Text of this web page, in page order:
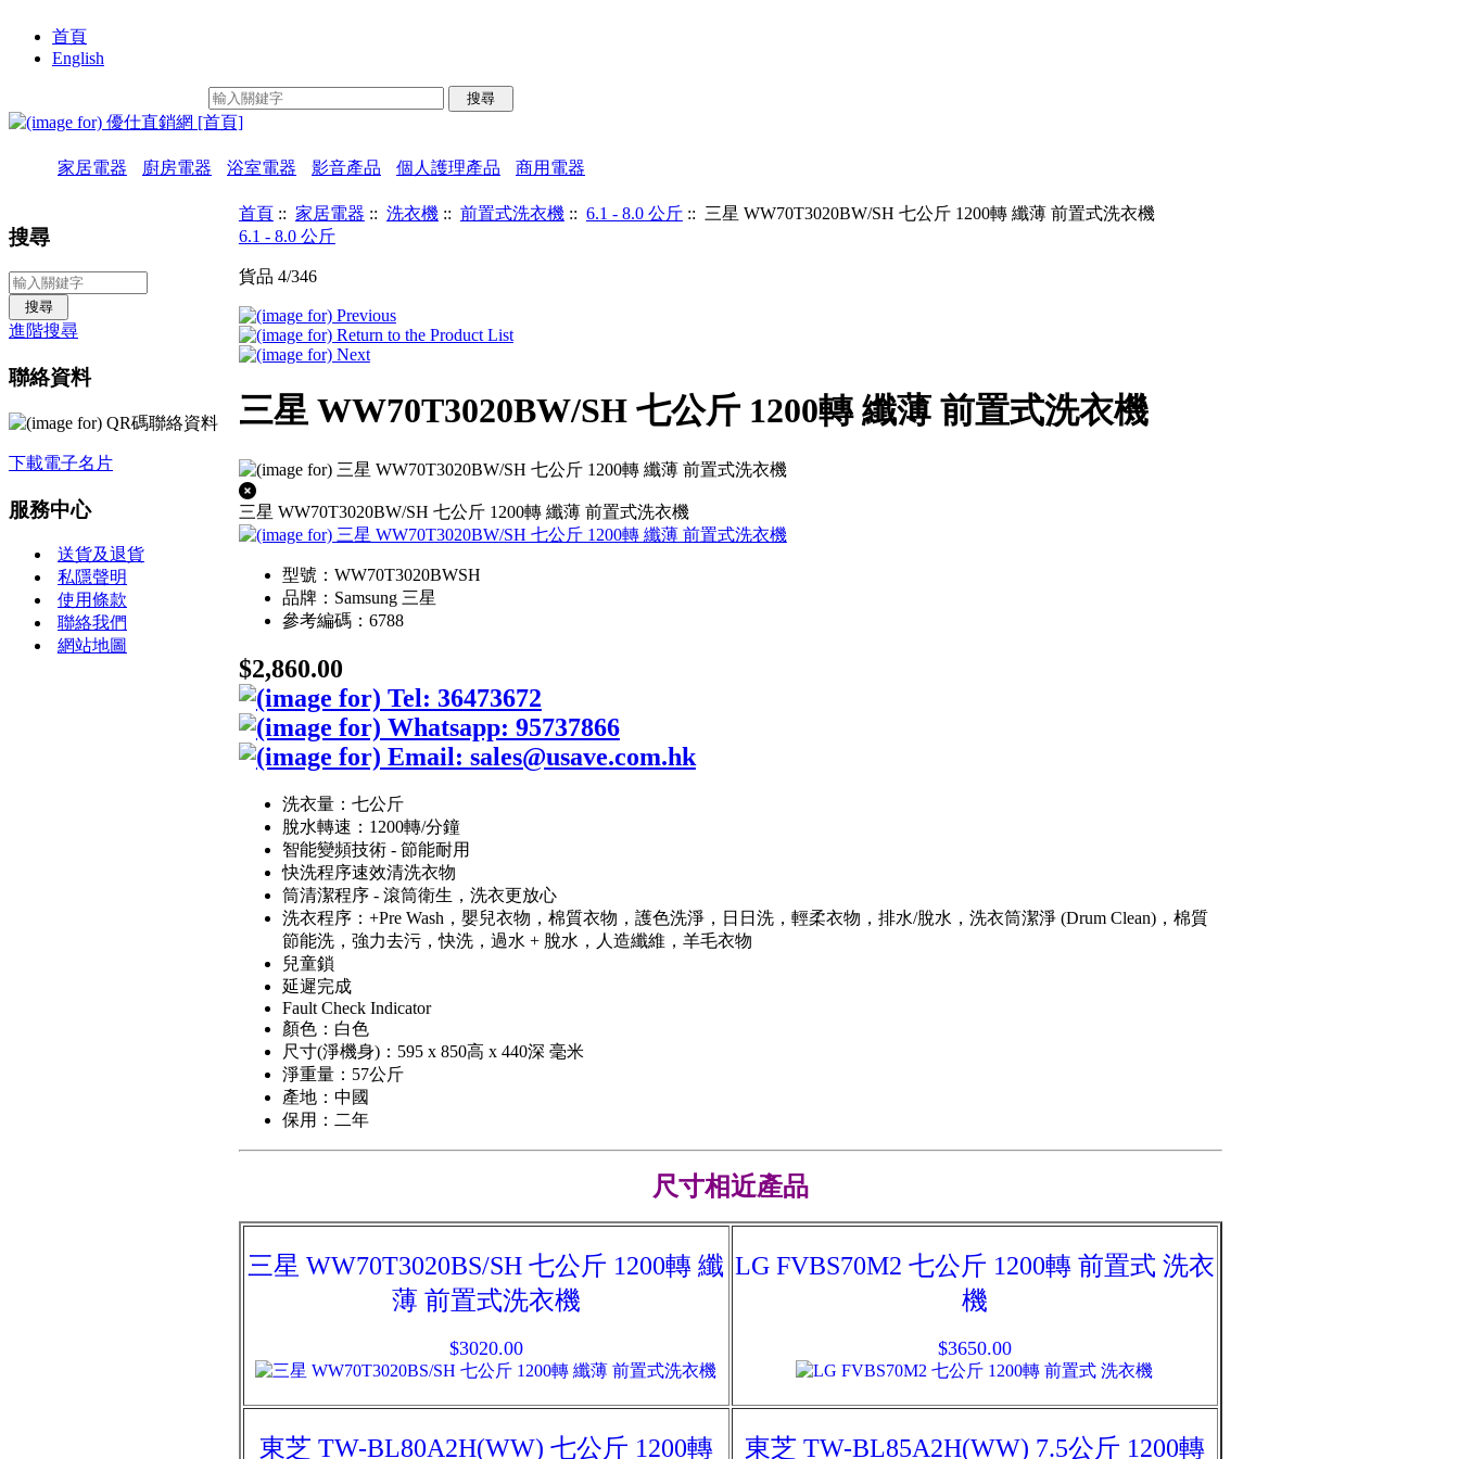
首頁
English
家居電器 廚房電器 浴室電器 影音產品 個人護理產品 商用電器
搜尋
進階搜尋
聯絡資料
下載電子名片
服務中心
送貨及退貨
私隱聲明
使用條款
聯絡我們
網站地圖
首頁:: 家居電器 :: 洗衣機:: 前置式洗衣機:: 6.1 - 8.0 公斤:: 三星 WW70T3020BW/SH 七公斤 1200轉 纖薄 前置式洗衣機
6.1 - 8.0 公斤
貨品 4/346
三星 WW70T3020BW/SH 七公斤 1200轉 纖薄 前置式洗衣機
三星 WW70T3020BW/SH 七公斤 1200轉 纖薄 前置式洗衣機
型號：WW70T3020BWSH
品牌：Samsung 三星
參考編碼：6788
$2,860.00
洗衣量：七公斤
脫水轉速：1200轉/分鐘
智能變頻技術 - 節能耐用
快洗程序速效清洗衣物
筒清潔程序 - 滾筒衛生，洗衣更放心
洗衣程序：+Pre Wash，嬰兒衣物，棉質衣物，護色洗淨，日日洗，輕柔衣物，排水/脫水，洗衣筒潔淨 (Drum Clean)，棉質
節能洗，強力去污，快洗，過水 + 脫水，人造纖維，羊毛衣物
兒童鎖
延遲完成
Fault Check Indicator
顏色：白色
尺寸(淨機身)：595 x 850高 x 440深 毫米
淨重量：57公斤
產地：中國
保用：二年
尺寸相近產品
三星 WW70T3020BS/SH 七公斤 1200轉 纖
薄 前置式洗衣機
$3020.00
LG FVBS70M2 七公斤 1200轉 前置式 洗衣
機
$3650.00
東芝 TW-BL80A2H(WW) 七公斤 1200轉 東芝 TW-BL85A2H(WW) 7.5公斤 1200轉